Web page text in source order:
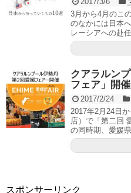
3月から4月のこ
のなかには日本
レーシアへの赴
クアラルン
フェア」開
2017/2/24
2017年2月24日
店）で「第二回
の同時期、愛媛
スポンサーリンク